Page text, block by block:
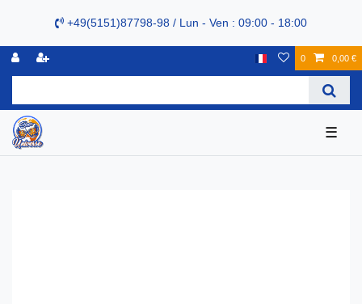
+49(5151)87798-98 / Lun - Ven : 09:00 - 18:00
0 0,00 €
☰